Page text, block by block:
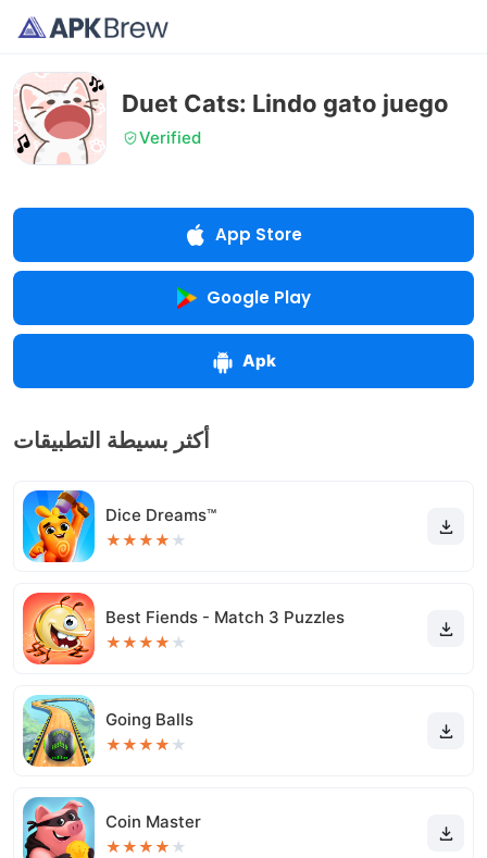
Duet Cats: Lindo gato juego
Verified
App Store
Google Play
Apk
أكثر بسيطة التطبيقات
Dice Dreams™️
★★★★ ★
Best Fiends - Match 3 Puzzles
★★★★ ★
Going Balls
★★★★ ★
Coin Master
★★★★ ★